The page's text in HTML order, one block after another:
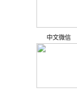
中文微信